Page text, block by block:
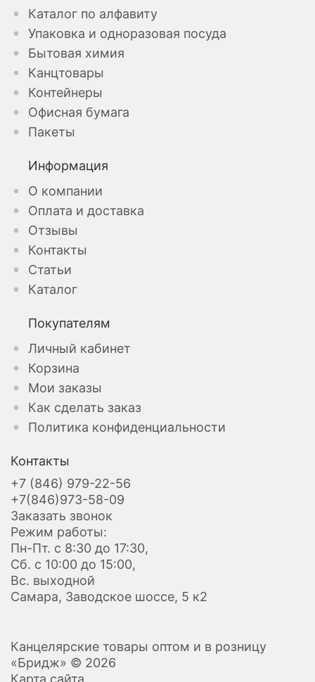
Каталог по алфавиту
Упаковка и одноразовая посуда
Бытовая химия
Канцтовары
Контейнеры
Офисная бумага
Пакеты
Информация
О компании
Оплата и доставка
Отзывы
Контакты
Статьи
Каталог
Покупателям
Личный кабинет
Корзина
Мои заказы
Как сделать заказ
Политика конфиденциальности
Контакты
+7 (846) 979-22-56
+7(846)973-58-09
Заказать звонок
Режим работы:
Пн-Пт. с 8:30 до 17:30,
Сб. с 10:00 до 15:00,
Вс. выходной
Самара, Заводское шоссе, 5 к2
Канцелярские товары оптом и в розницу
«Бридж» © 2026
Карта сайта